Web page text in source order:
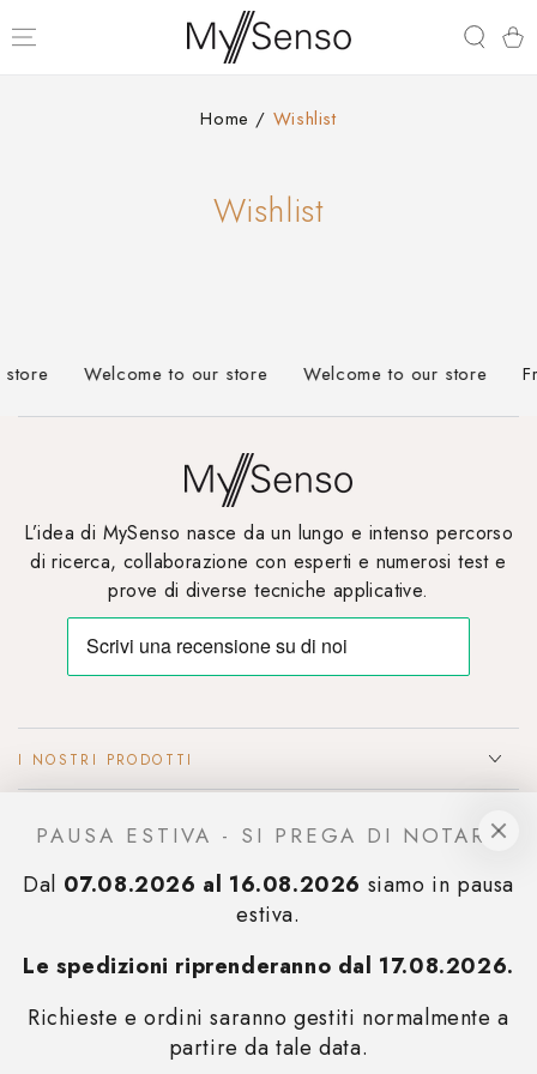
CONTENUTO
Home / Wishlist
Wishlist
Welcome to our store Welcome to our store
L’idea di MySenso nasce da un lungo e intenso percorso
di ricerca, collaborazione con esperti e numerosi test e
prove di diverse tecniche applicative.
I NOSTRI PRODOTTI
ISCRIVITI ALLA NOSTRA NEWSLETTER
sconto del 10% sul tuo primo acquisto.
ISCRIVITI
PAUSA ESTIVA - SI PREGA DI NOTARE
Dal 07.08.2026 al 16.08.2026 siamo in pausa
estiva.
Le spedizioni riprenderanno dal 17.08.2026.
Richieste e ordini saranno gestiti normalmente a
partire da tale data.